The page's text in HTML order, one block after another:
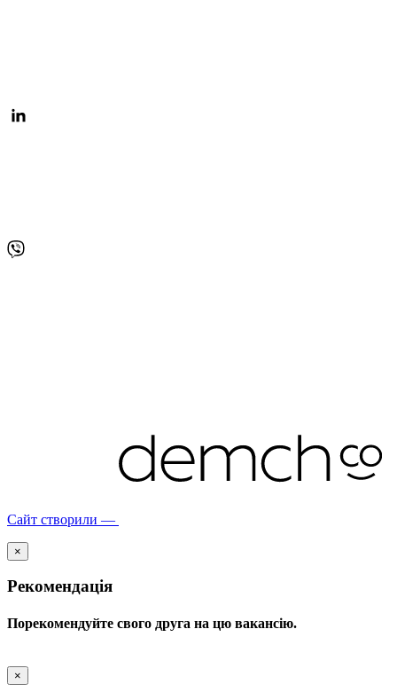
Сайт створили —
×
Рекомендація
Порекомендуйте свого друга на цю вакансію.
×